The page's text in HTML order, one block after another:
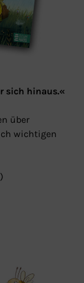
sich hinaus.«
über
wichtigen